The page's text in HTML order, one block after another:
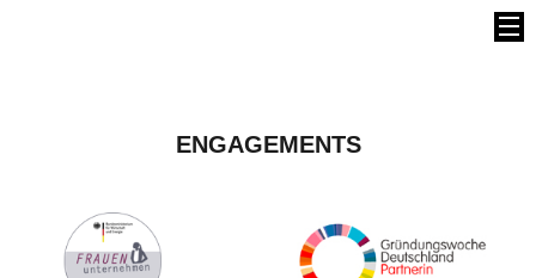
ENGAGEMENTS